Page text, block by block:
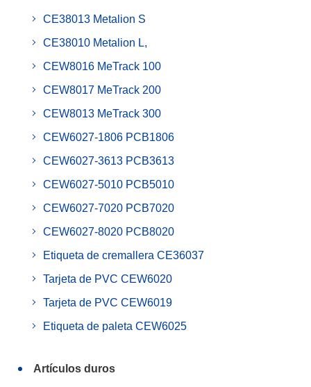
CE38013 Metalion S
CE38010 Metalion L,
CEW8016 MeTrack 100
CEW8017 MeTrack 200
CEW8013 MeTrack 300
CEW6027-1806 PCB1806
CEW6027-3613 PCB3613
CEW6027-5010 PCB5010
CEW6027-7020 PCB7020
CEW6027-8020 PCB8020
Etiqueta de cremallera CE36037
Tarjeta de PVC CEW6020
Tarjeta de PVC CEW6019
Etiqueta de paleta CEW6025
Artículos duros